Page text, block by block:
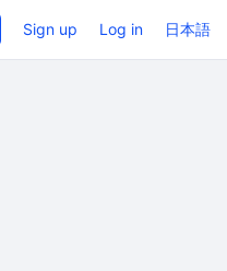
Sign up Log in 日本語